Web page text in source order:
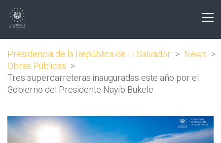
Presidencia de la República de El Salvador > News >
Obras Públicas >
Tres supercarreteras inauguradas este año por el
Gobierno del Presidente Nayib Bukele